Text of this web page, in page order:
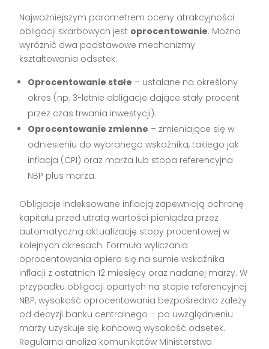
Najważniejszym parametrem oceny atrakcyjności
obligacji skarbowych jest oprocentowanie. Można
wyróżnić dwa podstawowe mechanizmy
kształtowania odsetek:
Oprocentowanie stałe – ustalane na określony
okres (np. 3-letnie obligacje dające stały procent
przez czas trwania inwestycji).
Oprocentowanie zmienne – zmieniające się w
odniesieniu do wybranego wskaźnika, takiego jak
inflacja (CPI) oraz marża lub stopa referencyjna
NBP plus marża.
Obligacje indeksowane inflacją zapewniają ochronę
kapitału przed utratą wartości pieniądza przez
automatyczną aktualizację stopy procentowej w
kolejnych okresach. Formuła wyliczania
oprocentowania opiera się na sumie wskaźnika
inflacji z ostatnich 12 miesięcy oraz nadanej marży. W
przypadku obligacji opartych na stopie referencyjnej
NBP, wysokość oprocentowania bezpośrednio zależy
od decyzji banku centralnego – po uwzględnieniu
marży uzyskuje się końcową wysokość odsetek.
Regularna analiza komunikatów Ministerstwa